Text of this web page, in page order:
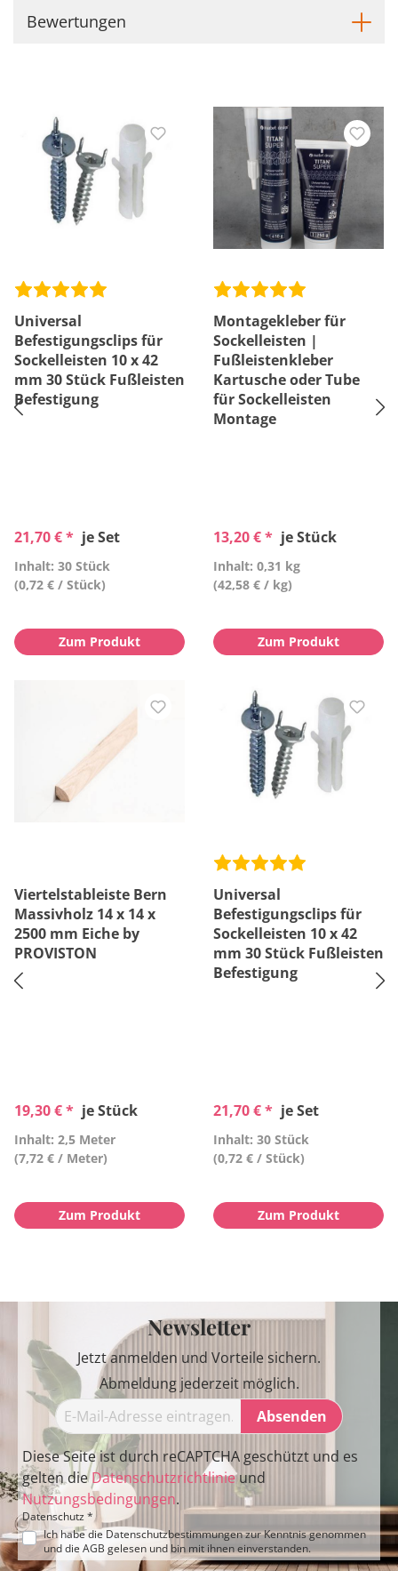
Bewertungen
Universal
Befestigungsclips für
Sockelleisten 10 x 42
mm 30 Stück Fußleisten
Befestigung
21,70 € * je Set
Inhalt: 30 Stück
(0,72 € / Stück)
Zum Produkt
Montagekleber für
Sockelleisten |
Fußleistenkleber
Kartusche oder Tube
für Sockelleisten
Montage
13,20 € * je Stück
Inhalt: 0,31 kg
(42,58 € / kg)
Zum Produkt
Viertelstableiste Bern
Massivholz 14 x 14 x
2500 mm Eiche by
PROVISTON
19,30 € * je Stück
Inhalt: 2,5 Meter
(7,72 € / Meter)
Zum Produkt
Universal
Befestigungsclips für
Sockelleisten 10 x 42
mm 30 Stück Fußleisten
Befestigung
21,70 € * je Set
Inhalt: 30 Stück
(0,72 € / Stück)
Zum Produkt
Newsletter
Jetzt anmelden und Vorteile sichern.
Abmeldung jederzeit möglich.
Absenden
Diese Seite ist durch reCAPTCHA geschützt und es
gelten dieDatenschutzrichtlinieund
Nutzungsbedingungen.
Datenschutz *
Ich habe die Datenschutzbestimmungenzur Kenntnis genommen
und die AGB gelesen und bin mit ihnen einverstanden.